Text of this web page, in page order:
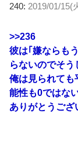
240: 2019/01/15(
>>236
彼は｢嫌ならも
らないのでそう
俺は見られて
能性も0ではな
ありがとうござ